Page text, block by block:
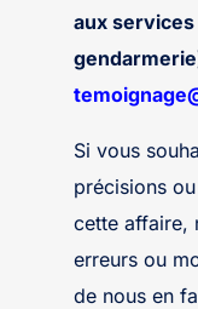
aux services
Si vous
précisions
cette affaire,
erreurs ou
de nous en